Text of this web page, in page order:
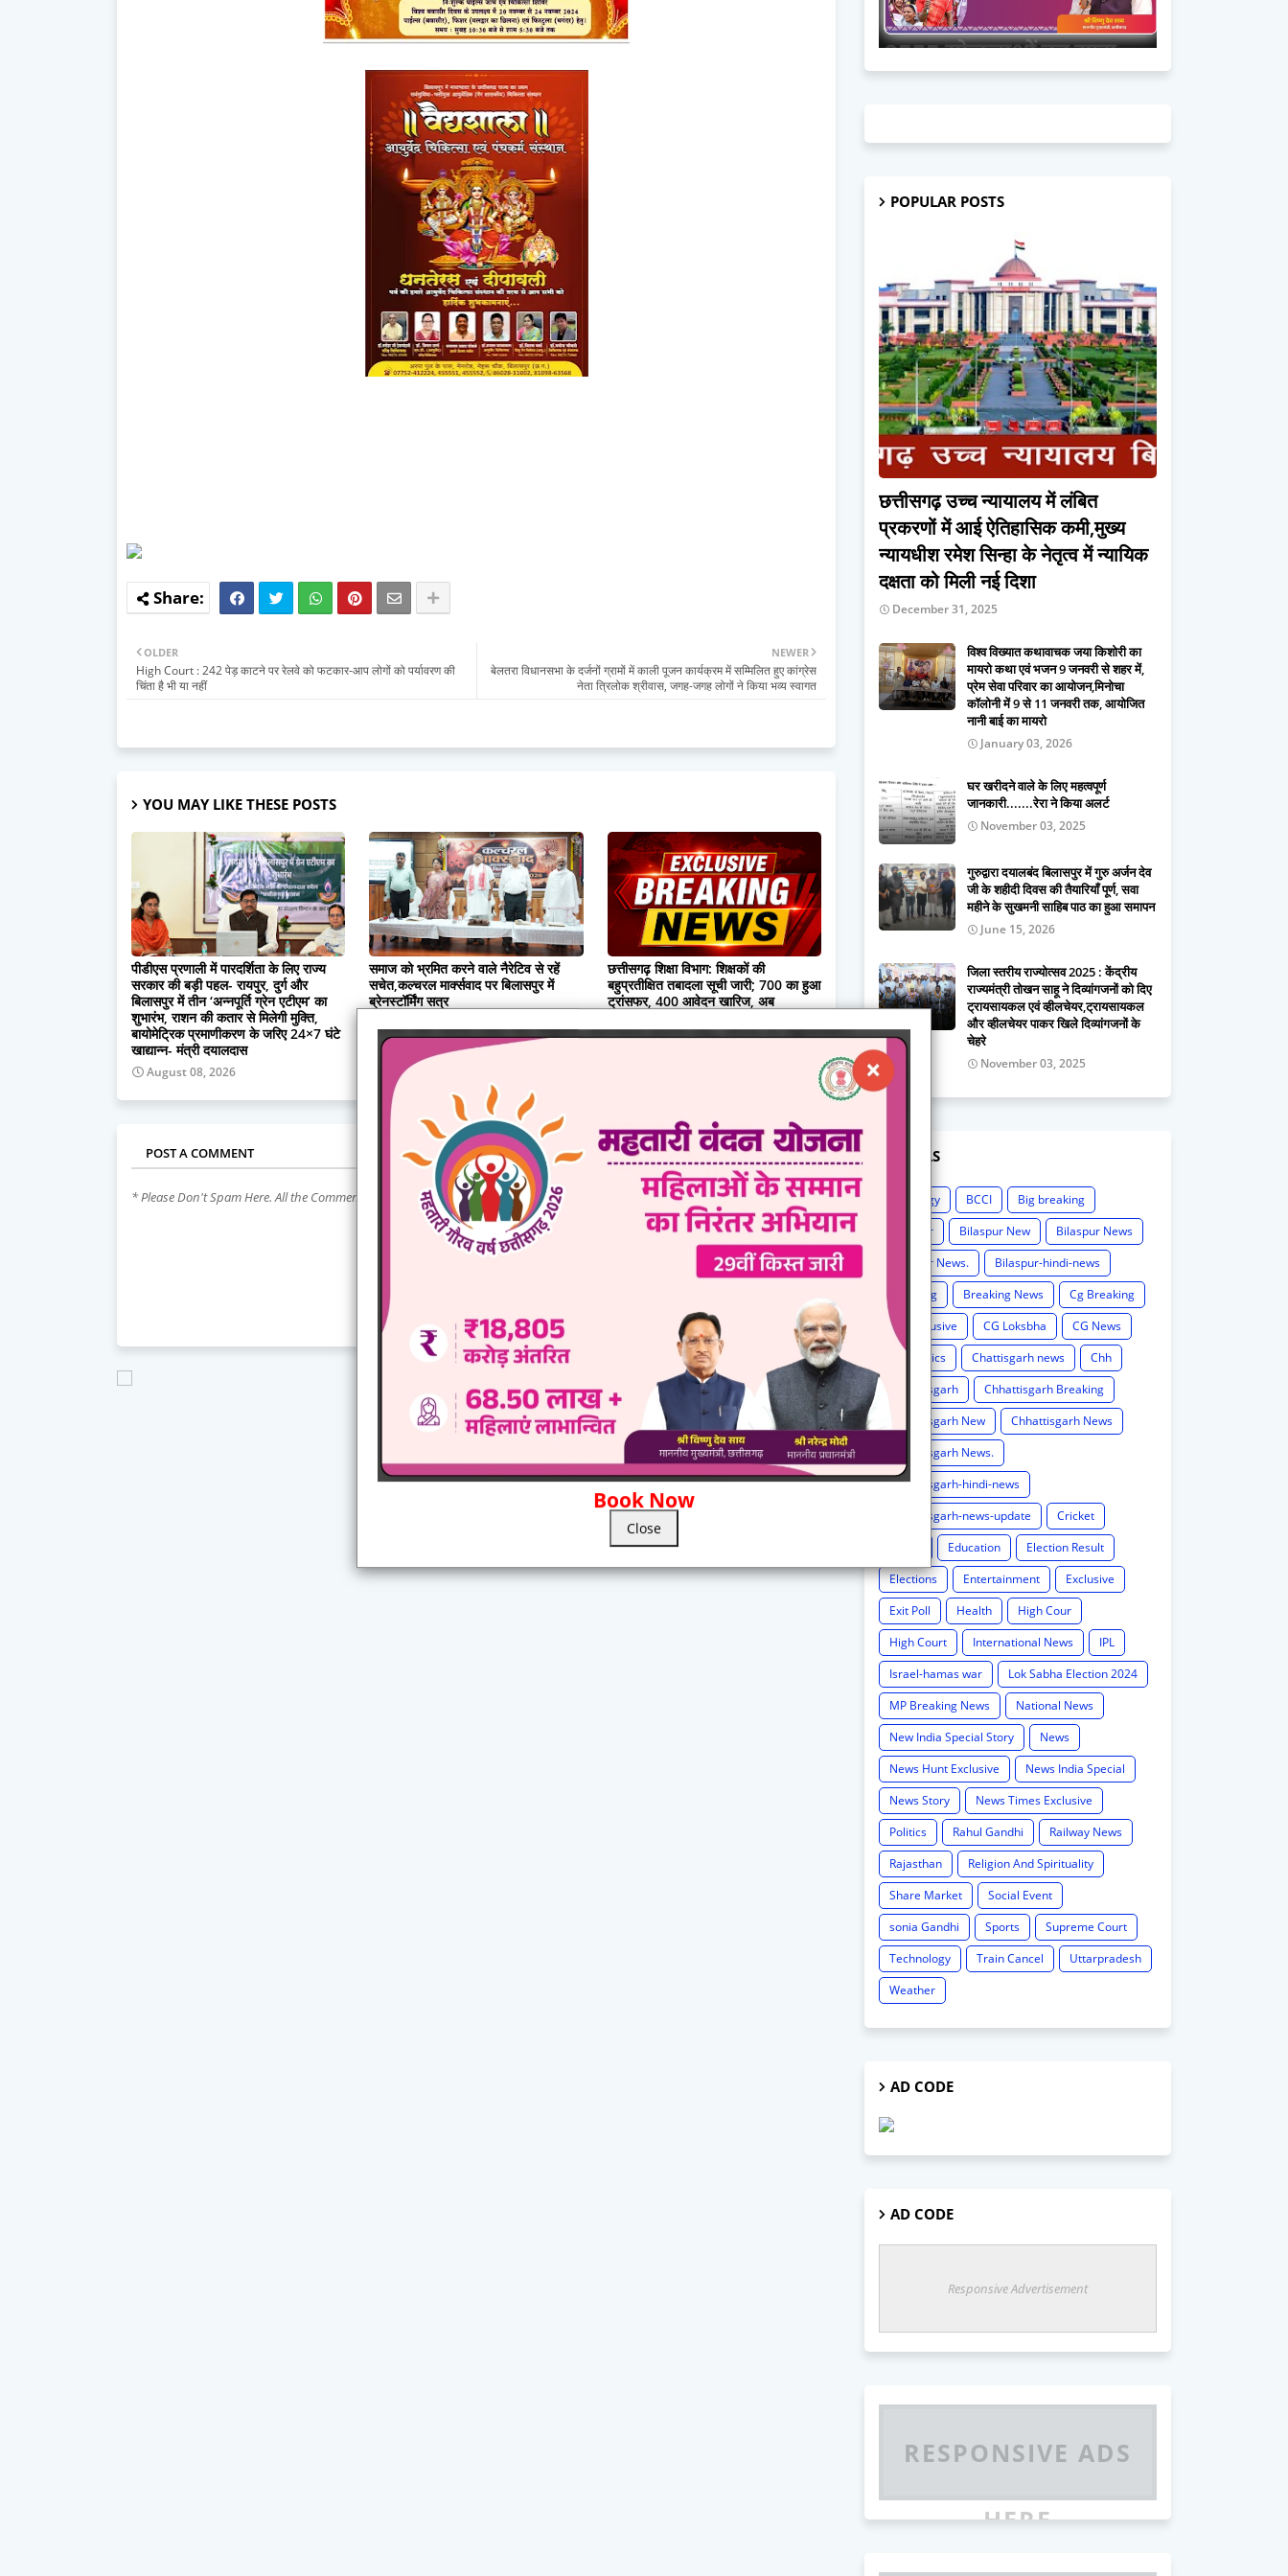
NEWER
बेलतरा विधानसभा के दर्जनों ग्रामों में काली पूजन कार्यक्रम में सम्मिलित हुए कांग्रेस
नेता त्रिलोक श्रीवास, जगह-जगह लोगों ने किया भव्य स्वागत
OLDER
High Court : 242 पेड़ काटने पर रेलवे को फटकार-आप लोगों को पर्यावरण की
चिंता है भी या नहीं
YOU MAY LIKE THESE POSTS
पीडीएस प्रणाली में पारदर्शिता के लिए राज्य
सरकार की बड़ी पहल- रायपुर, दुर्ग और
बिलासपुर में तीन ‘अन्नपूर्ति ग्रेन एटीएम‘ का
शुभारंभ, राशन की कतार से मिलेगी मुक्ति,
बायोमेट्रिक प्रमाणीकरण के जरिए 24×7 घंटे
खाद्यान्न- मंत्री दयालदास
August 08, 2026
समाज को भ्रमित करने वाले नैरेटिव से रहें
सचेत,कल्चरल मार्क्सवाद पर बिलासपुर में
ब्रेनस्टॉर्मिंग सत्र
छत्तीसगढ़ शिक्षा विभाग: शिक्षकों की
बहुप्रतीक्षित तबादला सूची जारी; 700 का हुआ
ट्रांसफर, 400 आवेदन खारिज, अब
August 08, 2026
POST A COMMENT 0 Comments
* Please Don't Spam Here. All the Comments are Reviewed by Admin.
Book Now
Close
POPULAR POSTS
छत्तीसगढ़ उच्च न्यायालय में लंबित
प्रकरणों में आई ऐतिहासिक कमी,मुख्य
न्यायधीश रमेश सिन्हा के नेतृत्व में न्यायिक
दक्षता को मिली नई दिशा
December 31, 2025
विश्व विख्यात कथावाचक जया किशोरी का
मायरो कथा एवं भजन 9 जनवरी से शहर में,
प्रेम सेवा परिवार का आयोजन,मिनोचा
कॉलोनी में 9 से 11 जनवरी तक, आयोजित
नानी बाई का मायरो
January 03, 2026
घर खरीदने वाले के लिए महत्वपूर्ण
जानकारी.......रेरा ने किया अलर्ट
November 03, 2025
गुरुद्वारा दयालबंद बिलासपुर में गुरु अर्जन देव
जी के शहीदी दिवस की तैयारियाँ पूर्ण, सवा
महीने के सुखमनी साहिब पाठ का हुआ समापन
June 15, 2026
जिला स्तरीय राज्योत्सव 2025 : केंद्रीय
राज्यमंत्री तोखन साहू ने दिव्यांगजनों को दिए
ट्रायसायकल एवं व्हीलचेयर,ट्रायसायकल
और व्हीलचेयर पाकर खिले दिव्यांगजनों के
चेहरे
November 03, 2025
LABELS
Astrology BCCI
Big breaking
Bilaspur
Bilaspur New
Bilaspur News
Bilaspur News.
Bilaspur-hindi-news
Breaking
Breaking News
Cg Breaking
CG exclusive
CG Loksbha
CG News
CG politics
Chattisgarh news
Chh
Chhattisgarh
Chhattisgarh Breaking
Chhattisgarh New
Chhattisgarh News
Chhattisgarh News.
Chhattisgarh-hindi-news
Chhattisgarh-news-update
Cricket
Education
Election Result
Elections
Entertainment
Exclusive
Exit Poll
Health
High Cour
High Court
International News
IPL
Israel-hamas war
Lok Sabha Election 2024
MP Breaking News
National News
New India Special Story
News
News Hunt Exclusive
News India Special
News Story
News Times Exclusive
Politics
Rahul Gandhi
Railway News
Rajasthan
Religion And Spirituality
Share Market
Social Event
sonia Gandhi
Sports
Supreme Court
Technology
Train Cancel
Uttarpradesh
Weather
AD CODE
AD CODE
Responsive Advertisement
RESPONSIVE ADS
HERE